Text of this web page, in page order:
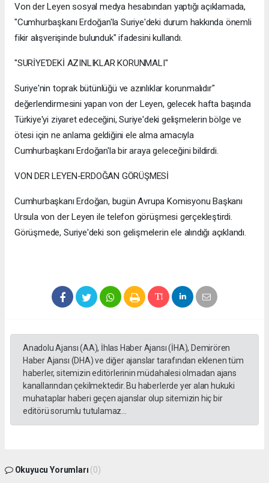
Von der Leyen sosyal medya hesabından yaptığı açıklamada,
"Cumhurbaşkanı Erdoğan'la Suriye'deki durum hakkında önemli
fikir alışverişinde bulunduk" ifadesini kullandı.
"SURİYE'DEKİ AZINLIKLAR KORUNMALI"
Suriye'nin toprak bütünlüğü ve azınlıklar korunmalıdır"
değerlendirmesini yapan von der Leyen, gelecek hafta başında
Türkiye'yi ziyaret edeceğini, Suriye'deki gelişmelerin bölge ve
ötesi için ne anlama geldiğini ele alma amacıyla
Cumhurbaşkanı Erdoğan'la bir araya geleceğini bildirdi.
VON DER LEYEN-ERDOĞAN GÖRÜŞMESİ
Cumhurbaşkanı Erdoğan, bugün Avrupa Komisyonu Başkanı
Ursula von der Leyen ile telefon görüşmesi gerçekleştirdi.
Görüşmede, Suriye'deki son gelişmelerin ele alındığı açıklandı.
Anadolu Ajansı (AA), İhlas Haber Ajansı (İHA), Demirören
Haber Ajansı (DHA) ve diğer ajanslar tarafından eklenen tüm
haberler, sitemizin editörlerinin müdahalesi olmadan ajans
kanallarından çekilmektedir. Bu haberlerde yer alan hukuki
muhataplar haberi geçen ajanslar olup sitemizin hiç bir
editörü sorumlu tutulamaz...
Okuyucu Yorumları (0)